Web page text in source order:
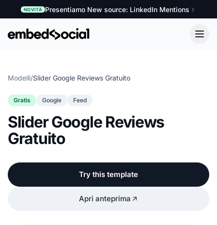
NOVITÀ Presentiamo New source: LinkedIn Mentions
Modelli/Slider Google Reviews Gratuito
Gratis Google Feed
Slider Google Reviews
Gratuito
Try this template
Apri anteprima